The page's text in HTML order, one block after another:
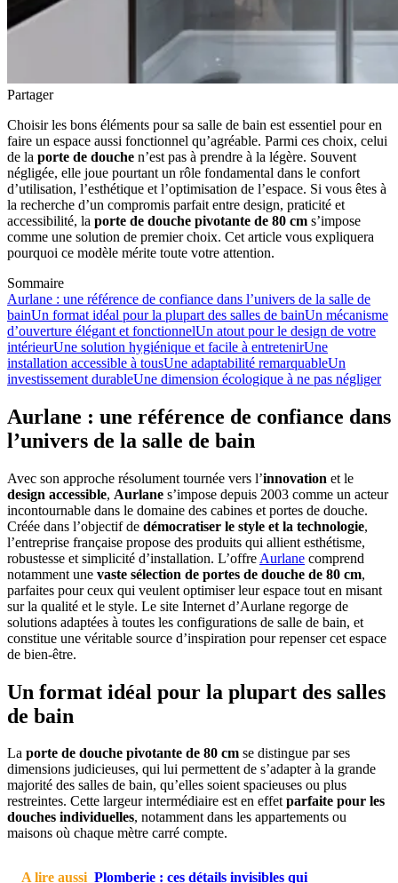
Partager
Choisir les bons éléments pour sa salle de bain est essentiel pour en
faire un espace aussi fonctionnel qu’agréable. Parmi ces choix, celui
de la porte de douche n’est pas à prendre à la légère. Souvent
négligée, elle joue pourtant un rôle fondamental dans le confort
d’utilisation, l’esthétique et l’optimisation de l’espace. Si vous êtes à
la recherche d’un compromis parfait entre design, praticité et
accessibilité, la porte de douche pivotante de 80 cm s’impose
comme une solution de premier choix. Cet article vous expliquera
pourquoi ce modèle mérite toute votre attention.
Sommaire
Aurlane : une référence de confiance dans l’univers de la salle de
bainUn format idéal pour la plupart des salles de bainUn mécanisme
d’ouverture élégant et fonctionnelUn atout pour le design de votre
intérieurUne solution hygiénique et facile à entretenirUne
installation accessible à tousUne adaptabilité remarquableUn
investissement durableUne dimension écologique à ne pas négliger
Aurlane : une référence de confiance dans
l’univers de la salle de bain
Avec son approche résolument tournée vers l’innovation et le
design accessible, Aurlane s’impose depuis 2003 comme un acteur
incontournable dans le domaine des cabines et portes de douche.
Créée dans l’objectif de démocratiser le style et la technologie,
l’entreprise française propose des produits qui allient esthétisme,
robustesse et simplicité d’installation. L’offre Aurlane comprend
notamment une vaste sélection de portes de douche de 80 cm,
parfaites pour ceux qui veulent optimiser leur espace tout en misant
sur la qualité et le style. Le site Internet d’Aurlane regorge de
solutions adaptées à toutes les configurations de salle de bain, et
constitue une véritable source d’inspiration pour repenser cet espace
de bien-être.
Un format idéal pour la plupart des salles
de bain
La porte de douche pivotante de 80 cm se distingue par ses
dimensions judicieuses, qui lui permettent de s’adapter à la grande
majorité des salles de bain, qu’elles soient spacieuses ou plus
restreintes. Cette largeur intermédiaire est en effetparfaite pour les
douches individuelles, notamment dans les appartements ou
maisons où chaque mètre carré compte.
A lire aussi Plomberie : ces détails invisibles qui